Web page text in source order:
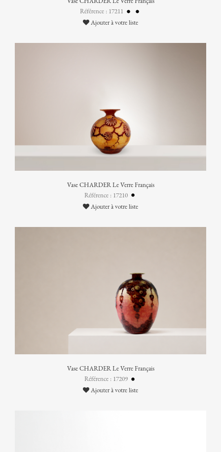
Référence : 17211
Ajouter à votre liste
Vase CHARDER Le Verre Français
Référence : 17210
Ajouter à votre liste
Vase CHARDER Le Verre Français
Référence : 17209
Ajouter à votre liste